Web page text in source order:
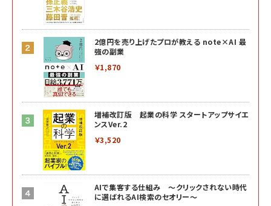
2億円を売り上げたプロが教える note×AI 最
強の副業
￥1,870
増補改訂版 起業の科学 スタートアップサイエ
ンスVer.2
￥3,520
AIで集客する仕組み ～クリックされない時代
に選ばれるAI検索のセオリー～